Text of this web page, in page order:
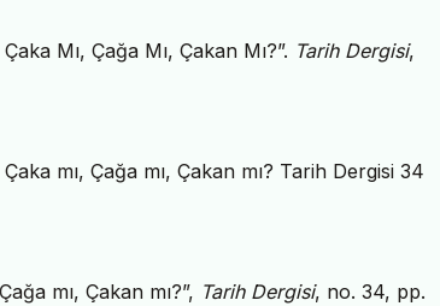
Mı, Çağa Mı, Çakan Mı?”. Tarih Dergisi,
mı, Çağa mı, Çakan mı? Tarih Dergisi 34
mı, Çakan mı?”, Tarih Dergisi, no. 34, pp.